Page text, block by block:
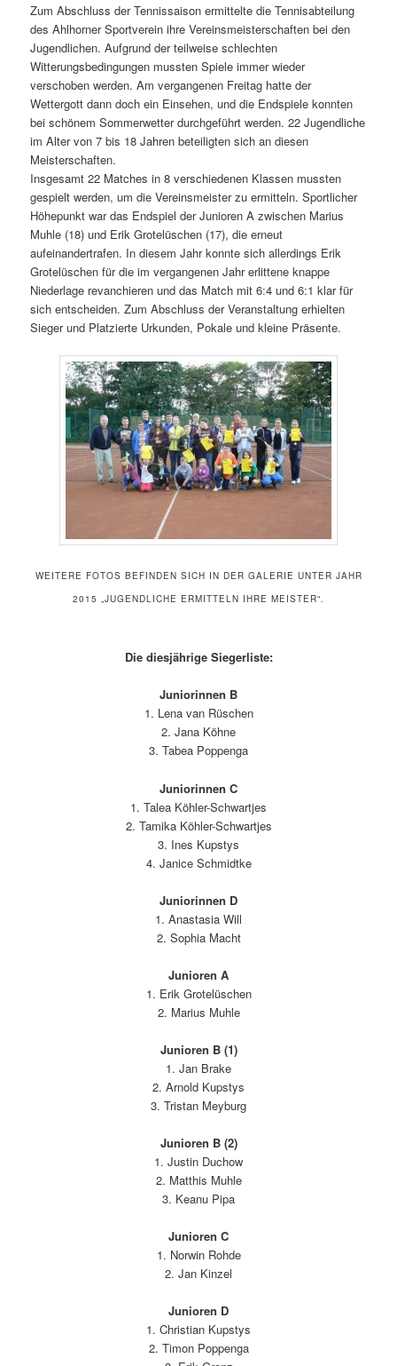
Zum Abschluss der Tennissaison ermittelte die Tennisabteilung
des Ahlhorner Sportverein ihre Vereinsmeisterschaften bei den
Jugendlichen. Aufgrund der teilweise schlechten
Witterungsbedingungen mussten Spiele immer wieder
verschoben werden. Am vergangenen Freitag hatte der
Wettergott dann doch ein Einsehen, und die Endspiele konnten
bei schönem Sommerwetter durchgeführt werden. 22 Jugendliche
im Alter von 7 bis 18 Jahren beteiligten sich an diesen
Meisterschaften.
Insgesamt 22 Matches in 8 verschiedenen Klassen mussten
gespielt werden, um die Vereinsmeister zu ermitteln. Sportlicher
Höhepunkt war das Endspiel der Junioren A zwischen Marius
Muhle (18) und Erik Grotelüschen (17), die erneut
aufeinandertrafen. In diesem Jahr konnte sich allerdings Erik
Grotelüschen für die im vergangenen Jahr erlittene knappe
Niederlage revanchieren und das Match mit 6:4 und 6:1 klar für
sich entscheiden. Zum Abschluss der Veranstaltung erhielten
Sieger und Platzierte Urkunden, Pokale und kleine Präsente.
WEITERE FOTOS BEFINDEN SICH IN DER GALERIE UNTER JAHR
2015 „JUGENDLICHE ERMITTELN IHRE MEISTER“.
Die diesjährige Siegerliste:
Juniorinnen B
1. Lena van Rüschen
2. Jana Köhne
3. Tabea Poppenga
Juniorinnen C
1. Talea Köhler-Schwartjes
2. Tamika Köhler-Schwartjes
3. Ines Kupstys
4. Janice Schmidtke
Juniorinnen D
1. Anastasia Will
2. Sophia Macht
Junioren A
1. Erik Grotelüschen
2. Marius Muhle
Junioren B (1)
1. Jan Brake
2. Arnold Kupstys
3. Tristan Meyburg
Junioren B (2)
1. Justin Duchow
2. Matthis Muhle
3. Keanu Pipa
Junioren C
1. Norwin Rohde
2. Jan Kinzel
Junioren D
1. Christian Kupstys
2. Timon Poppenga